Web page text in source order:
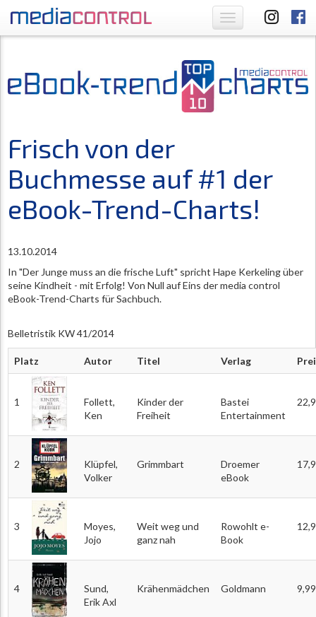
Toggle
navigation
Frisch von der
Buchmesse auf #1 der
eBook-Trend-Charts!
13.10.2014
In "Der Junge muss an die frische Luft" spricht Hape Kerkeling über
seine Kindheit - mit Erfolg! Von Null auf Eins der media control
eBook-Trend-Charts für Sachbuch.
Belletristik KW 41/2014
Platz Autor Titel Verlag
1
Follett,
Ken
Kinder der
Freiheit
Bastei
Entertainment
2
Klüpfel,
Volker
Grimmbart
Droemer
eBook
3
Moyes,
Jojo
Weit weg und
ganz nah
Rowohlt e-
Book
4
Sund,
Erik Axl
Krähenmädchen Goldmann 9,99